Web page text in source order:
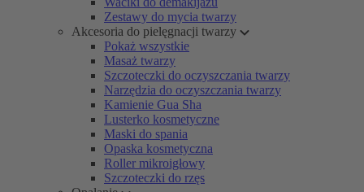
Zestawy do mycia twarzy
Akcesoria do pielęgnacji twarzy
Pokaż wszystkie
Masaż twarzy
Szczoteczki do oczyszczania twarzy
Narzędzia do oczyszczania twarzy
Kamienie Gua Sha
Lusterko kosmetyczne
Maski do spania
Opaska kosmetyczna
Roller mikroigłowy
Szczoteczki do rzęs